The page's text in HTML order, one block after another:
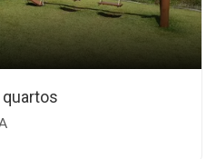
quartos